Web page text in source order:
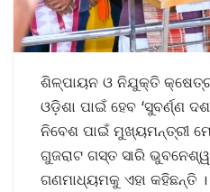
ଶିଳ୍ପାୟନ ଓ ନିଯୁକ୍ତି
ଓଡ଼ିଶା ପାଇଁ ହେବ ‘ସୁବର୍ଣ୍ଣ
ନିବେଶ ପାଇଁ ମୁଖ୍ୟମନ୍ତ୍ରୀ
ଗୁଜରାଟ ଗସ୍ତ ସାରି
ଗଣମାଧ୍ୟମକୁ ଏହା କହିଛନ୍ତି